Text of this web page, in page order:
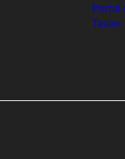
Portal
Tauler